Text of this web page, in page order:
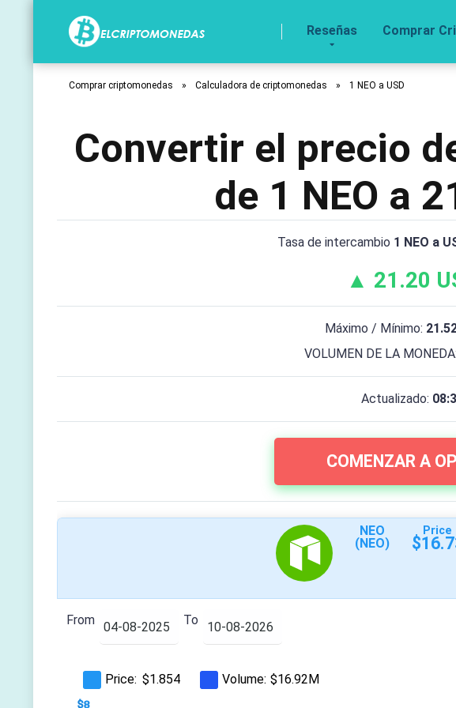
Reseñas Comprar
Comprar criptomonedas » Calculadora de criptomonedas » 1 NEO a USD
Convertir el precio
de 1 NEO a
Tasa de intercambio 1 NEO a
▲ 21.20
Máximo / Mínimo:
VOLUMEN DE LA MONEDA:
Actualizado:
COMENZAR A
NEO
(NEO)
Price
From To
Price: $1.854 Volume: $16.92M
$8